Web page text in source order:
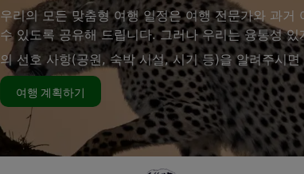
우리의 모든 맞춤형 여행 일정은 여행 전문가와 과
수 있도록 공유해 드립니다. 그러나 우리는 융통성
의 선호 사항(공원, 숙박 시설, 시기 등)을 알려주시
여행 계획하기